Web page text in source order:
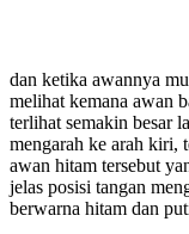
dan ketika awannya
melihat kemana awan
terlihat semakin besar
mengarah ke arah kiri,
awan hitam tersebut
jelas posisi tangan
berwarna hitam dan